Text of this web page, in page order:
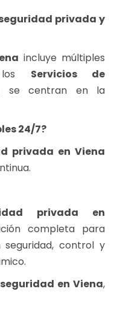
privada y
incluye múltiples
los Servicios de
se centran en la
24/7?
privada en Viena
privada en
completa para
seguridad, control y
en Viena,